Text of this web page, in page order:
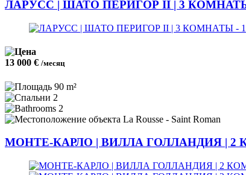
ЛАРУСС | ШАТО ПЕРИГОР II | 3
13 000 € /месяц
90 m²
2
2
La Rousse - Saint Roman
МОНТЕ-КАРЛО | ВИЛЛА ГОЛЛАНДИЯ |